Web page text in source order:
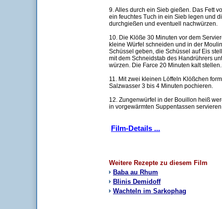
9. Alles durch ein Sieb gießen. Das Fett
ein feuchtes Tuch in ein Sieb legen und
durchgießen und eventuell nachwürzen.
10. Die Klöße 30 Minuten vor dem
kleine Würfel schneiden und in der
Schüssel geben, die Schüssel auf Eis
mit dem Schneidstab des Handrührers
würzen. Die Farce 20 Minuten kalt stellen.
11. Mit zwei kleinen Löffeln Klößchen
Salzwasser 3 bis 4 Minuten pochieren.
12. Zungenwürfel in der Bouillon heiß
in vorgewärmten Suppentassen
Film-Details ...
Weitere Rezepte zu diesem Film
Baba au Rhum
Blinis Demidoff
Wachteln im Sarkophag